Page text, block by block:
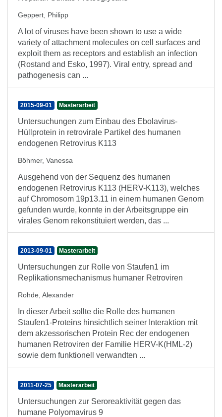
Geppert, Philipp
A lot of viruses have been shown to use a wide
variety of attachment molecules on cell surfaces and
exploit them as receptors and establish an infection
(Rostand and Esko, 1997). Viral entry, spread and
pathogenesis can ...
2015-09-01 Masterarbeit
Untersuchungen zum Einbau des Ebolavirus-
Hüllprotein in retrovirale Partikel des humanen
endogenen Retrovirus K113
Böhmer, Vanessa
Ausgehend von der Sequenz des humanen
endogenen Retrovirus K113 (HERV-K113), welches
auf Chromosom 19p13.11 in einem humanen Genom
gefunden wurde, konnte in der Arbeitsgruppe ein
virales Genom rekonstituiert werden, das ...
2013-09-01 Masterarbeit
Untersuchungen zur Rolle von Staufen1 im
Replikationsmechanismus humaner Retroviren
Rohde, Alexander
In dieser Arbeit sollte die Rolle des humanen
Staufen1-Proteins hinsichtlich seiner Interaktion mit
dem akzessorischen Protein Rec der endogenen
humanen Retroviren der Familie HERV-K(HML-2)
sowie dem funktionell verwandten ...
2011-07-25 Masterarbeit
Untersuchungen zur Seroreaktivität gegen das
humane Polyomavirus 9